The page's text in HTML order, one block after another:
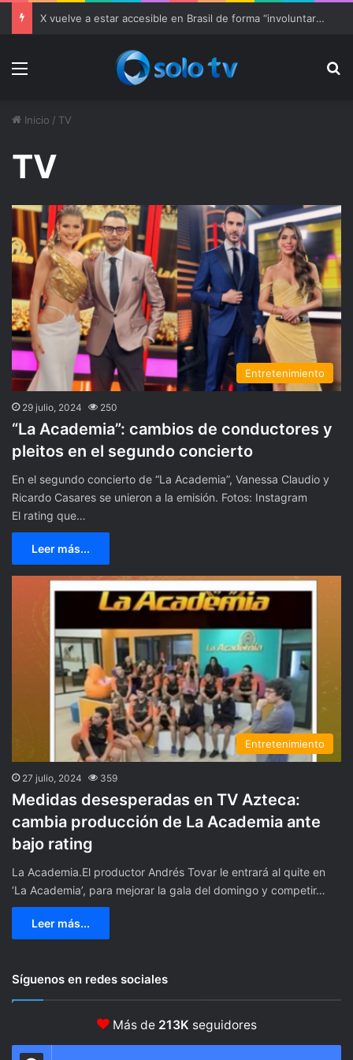
X vuelve a estar accesible en Brasil de forma “involuntaria”; multan a la red social de nuevo
Inicio / TV
TV
Entretenimiento
29 julio, 2024 250
“La Academia”: cambios de conductores y
pleitos en el segundo concierto
En el segundo concierto de “La Academia”, Vanessa Claudio y
Ricardo Casares se unieron a la emisión. Fotos: Instagram
El rating que…
Leer más...
Entretenimiento
27 julio, 2024 359
Medidas desesperadas en TV Azteca:
cambia producción de La Academia ante
bajo rating
La Academia.El productor Andrés Tovar le entrará al quite en
‘La Academia’, para mejorar la gala del domingo y competir…
Leer más...
Síguenos en redes sociales
Más de 213K seguidores